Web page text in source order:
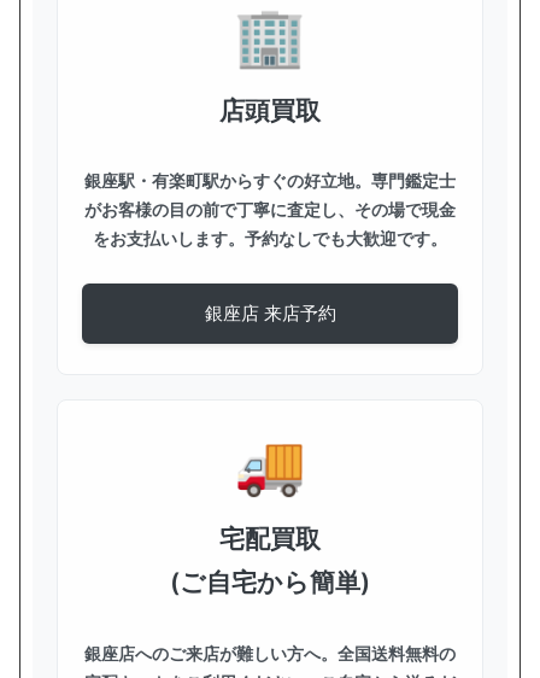
店頭買取
銀座駅・有楽町駅からすぐの好立地。専門鑑定士
がお客様の目の前で丁寧に査定し、その場で現金
をお支払いします。予約なしでも大歓迎です。
銀座店 来店予約
宅配買取
(ご自宅から簡単)
銀座店へのご来店が難しい方へ。全国送料無料の